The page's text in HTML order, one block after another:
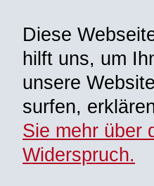
Diese
hilft uns, um
unsere
surfen,
Sie mehr über
Widerspruch.